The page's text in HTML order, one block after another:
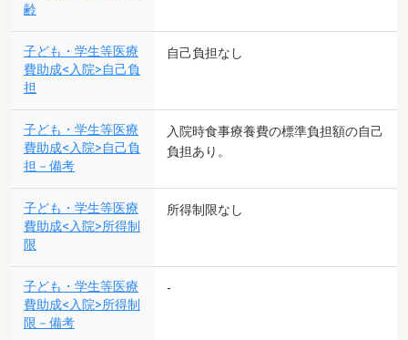
齢
子ども・学生等医療
費助成<入院>自己負
担
自己負担なし
子ども・学生等医療
費助成<入院>自己負
担－備考
入院時食事療養費の標準負担額の自己
負担あり。
子ども・学生等医療
費助成<入院>所得制
限
所得制限なし
子ども・学生等医療
費助成<入院>所得制
限－備考
-